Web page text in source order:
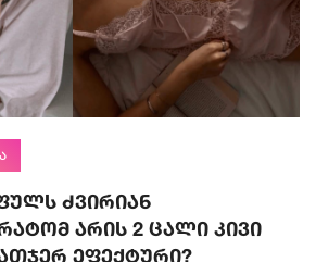
ძვირიან
არის 2 ცალი კივი
ეფექტური?